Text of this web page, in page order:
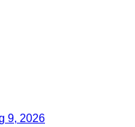
9, 2026